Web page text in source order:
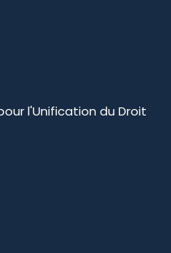
l'Unification du Droit